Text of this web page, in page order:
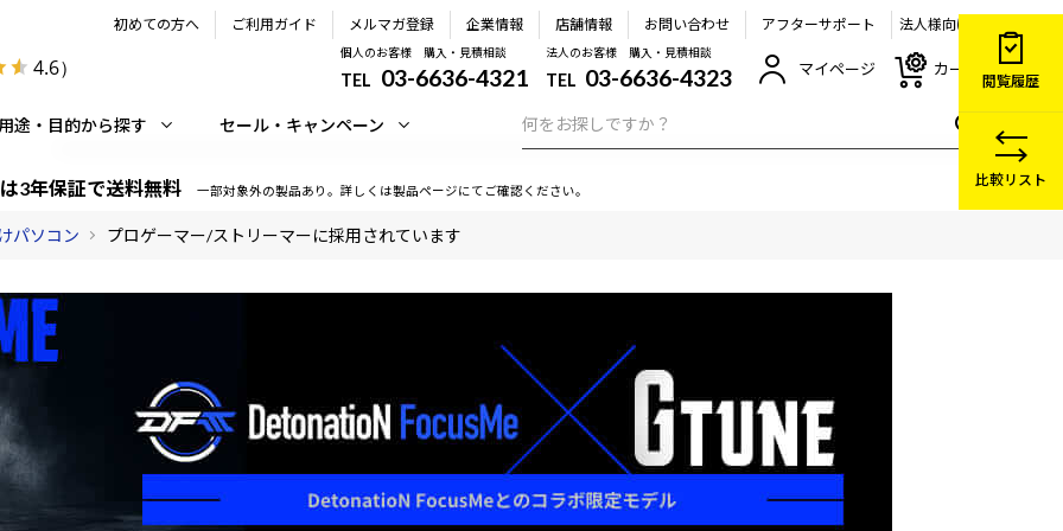
4.6）
初めての方へ ご利用ガイド メルマガ登録 企業情報 店舗情報 お問い合わせ アフターサポート 法人様向け
個人のお客様 購入・見積相談
TEL 03-6636-4321
法人のお客様 購入・見積相談
TEL 03-6636-4323 マイページ カート
途・目的から探す セール・キャンペーン
3年保証で送料無料 一部対象外の製品あり。詳しくは製品ページにてご確認ください。
パソコン プロゲーマー/ストリーマーに採用されています
閲覧履歴
比較リスト